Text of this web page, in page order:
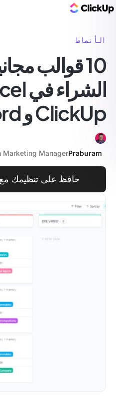
الأنماط
10 قوالب
ClickUp و Word
Praburam
Marketing Manager
حافظ على تنظيمك مع